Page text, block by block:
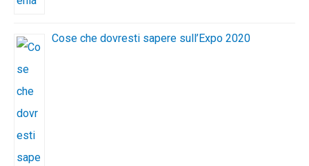
Cose che dovresti sapere sull’Expo 2020